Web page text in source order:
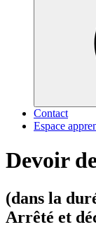
Contact
Espace
Devoir
(dans la
Arrêté et